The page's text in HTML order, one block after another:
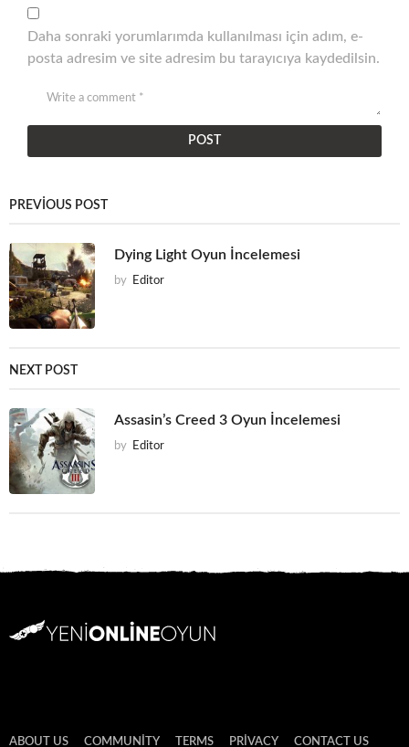
Daha sonraki yorumlarımda kullanılması için adım, e-
posta adresim ve site adresim bu tarayıcıya kaydedilsin.
PREVIOUS POST
Dying Light Oyun İncelemesi
by Editor
NEXT POST
Assasin’s Creed 3 Oyun İncelemesi
by Editor
ABOUT US COMMUNITY TERMS PRIVACY CONTACT US